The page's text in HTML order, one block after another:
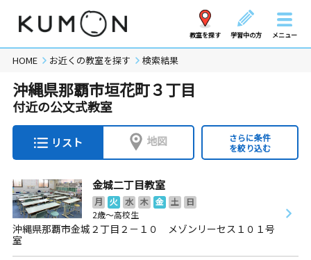
教室を探す 学習中の方 メニュー
HOME お近くの教室を探す 検索結果
沖縄県那覇市垣花町３丁目
付近の公文式教室
リスト 地図
さらに条件
を絞り込む
金城二丁目教室
月 火 水 木 金 土
日
2歳～高校生
沖縄県那覇市金城２丁目２－１０ メゾンリーセス１０１号
室